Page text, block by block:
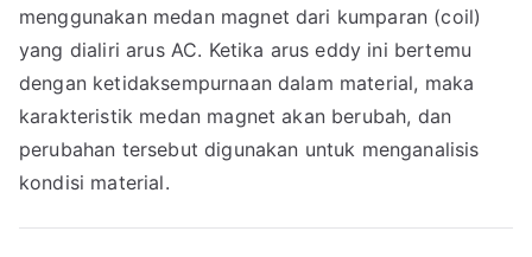
menggunakan medan magnet dari kumparan (coil)
yang dialiri arus AC. Ketika arus eddy ini bertemu
dengan ketidaksempurnaan dalam material, maka
karakteristik medan magnet akan berubah, dan
perubahan tersebut digunakan untuk menganalisis
kondisi material.